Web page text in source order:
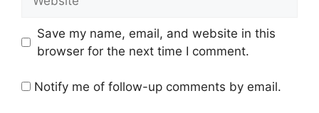
Save my name, email, and website in this
browser for the next time I comment.
Notify me of follow-up comments by email.